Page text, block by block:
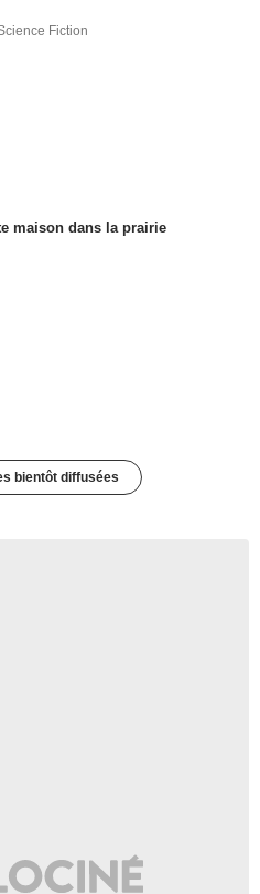
Fiction
maison dans la prairie
bientôt diffusées